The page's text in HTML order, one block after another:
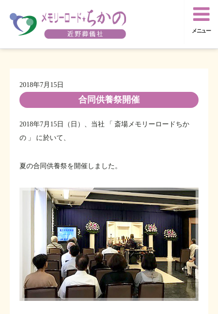
メニュー
2018年7月15日
合同供養祭開催
2018年7月15日（日）、当社 「 斎場メモリーロードちか
の 」 に於いて、
夏の合同供養祭を開催しました。